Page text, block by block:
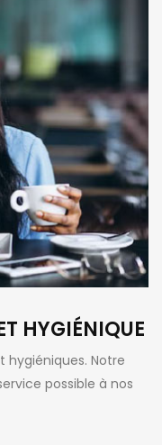
HYGIÉNIQUE
hygiéniques. Notre
possible à nos